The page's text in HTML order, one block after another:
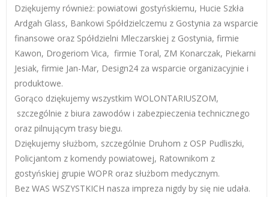
Dziękujemy również: powiatowi gostyńskiemu, Hucie Szkła
Ardgah Glass, Bankowi Spółdzielczemu z Gostynia za wsparcie
finansowe oraz Spółdzielni Mleczarskiej z Gostynia, firmie
Kawon, Drogeriom Vica, firmie Toral, ZM Konarczak, Piekarni
Jesiak, firmie Jan-Mar, Design24 za wsparcie organizacyjnie i
produktowe.
Gorąco dziękujemy wszystkim WOLONTARIUSZOM,
szczególnie z biura zawodów i zabezpieczenia technicznego
oraz pilnującym trasy biegu.
Dziękujemy służbom, szczególnie Druhom z OSP Pudliszki,
Policjantom z komendy powiatowej, Ratownikom z
gostyńskiej grupie WOPR oraz służbom medycznym.
Bez WAS WSZYSTKICH nasza impreza nigdy by się nie udała.